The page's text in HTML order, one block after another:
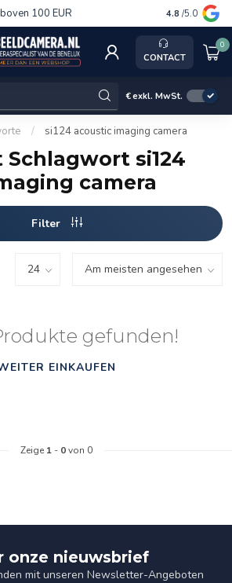
boven 100 EUR Service,
4.8 /5.0
CONTACT
0
€exkl. MwSt.
/ si124 acoustic imaging camera
si124
camera
Filter
gefunden!
EINKAUFEN
Zeige 1 - 0von 0
onze nieuwsbrief
mit unseren Newsletter-Angeboten